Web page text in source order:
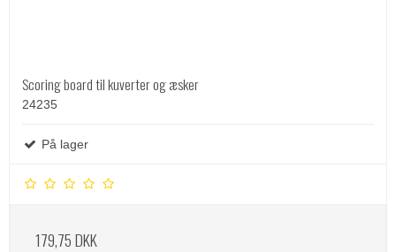
Scoring board til kuverter og æsker
24235
På lager
179,75 DKK